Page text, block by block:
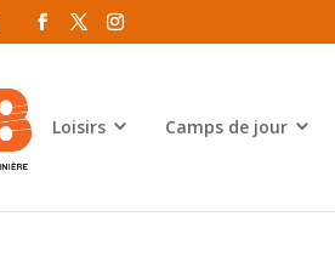
Loisirs Camps de jour